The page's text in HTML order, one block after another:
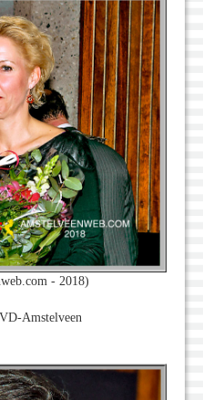
- 2018)
Amstelveen